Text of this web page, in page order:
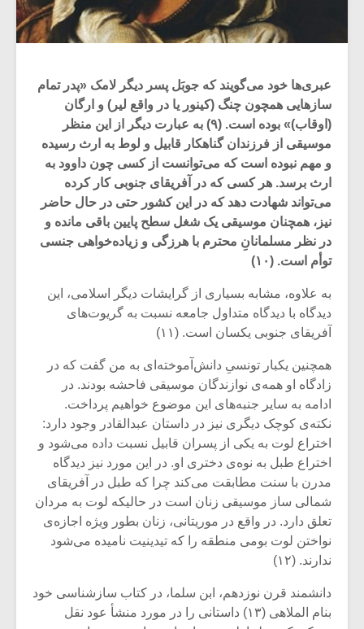
عبری‌ها خود می‌گویند که جوبَل پسر دیگر لامک «پدر تمام
سازهایی همچون چنگ (کینور یا در واقع لیر) و ارگان
(اوقاب)» بوده است. (۹) به عبارت دیگر از این منظر
موسیقی از فرزندان گناهکار قابیل و لوط به ارث رسیده
و مهم نبوده است که می‌توانست از کسی چون داوود به
ارث برسد. هر کسی که در آفریقای جنوبی کار کرده
می‌تواند شهادت دهد که در این کشور حتی در حال حاضر
نیز، همچنان موسیقی یک شغل سطح پایین باقی مانده و
در نظر مسلمانانِ محترم با هرزگی و زیاده‌خواهی جنسی
توأم است. (۱۰)
به علاوه، مشابه بسیاری از گرایشات دیگر اسلامی، این
دیدگاه با دیدگاه متداول جامعه نسبت به گریوت‌های
آفریقای جنوبی یکسان است. (۱۱)
همچنین یکبار تونسیِ دانش‌آموخته‌‌ای به من گفت که در
زادگاه او همه‌ی نوازندگان موسیقی فاحشه بودند. در
ادامه به سایر جنبه‌های این موضوع خواهیم پرداخت.
نکته‌ی کوچک دیگری نیز در داستان عبدالقادر وجود دارد:
اختراع لوت به یکی از پسران قابیل نسبت داده می‌شود و
اختراع طبل به نوه‌ی دختری او. در این مورد نیز دیدگاه
مدرن با سنت مطابقت می‌کند چرا که طبل در آفریقای
شمالی ساز موسیقی زنان است در حالیکه لوت به مردان
تعلق دارد. در واقع در موریتانی، زنان بطور ویژه اجازه‌‌ی
نواختن لوت بومی منطقه را که تیدینیت نامیده می‌شود
ندارند. (۱۲)
دانشمند قرن نوزدهم، ابن سلما، در کتاب سازشناسی خود
بنام الملاهی (۱۳) داستانی را در مورد منشأ عود نقل
میکلوش روژا موریس ژار